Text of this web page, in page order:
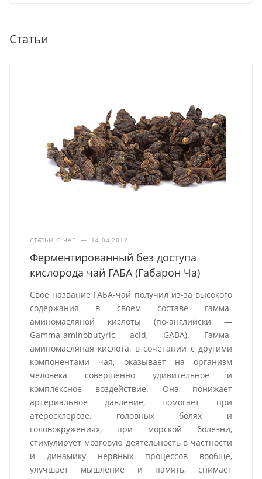
Статьи
СТАТЬИ О ЧАЕ — 14.04.2012
Ферментированный без доступа
кислорода чай ГАБА (Габарон Ча)
Свое название ГАБА-чай получил из-за высокого
содержания в своем составе гамма-
аминомасляной кислоты (по-английски —
Gamma-aminobutyric acid, GABA). Гамма-
аминомасляная кислота, в сочетании с другими
компонентами чая, оказывает на организм
человека совершенно удивительное и
комплексное воздействие. Она понижает
артериальное давление, помогает при
атеросклерозе, головных болях и
головокружениях, при морской болезни,
стимулирует мозговую деятельность в частности
и динамику нервных процессов вообще,
улучшает мышление и память, снимает